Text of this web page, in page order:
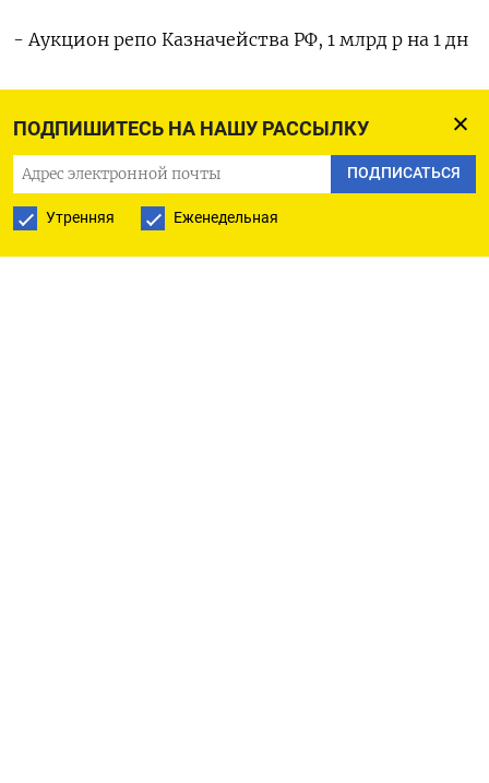
ПОДПИШИТЕСЬ НА НАШУ РАССЫЛКУ
ПОДПИСАТЬСЯ
Утренняя Еженедельная
- Аукцион репо Казначейства РФ, 1 млрд р на 1 дн
- Аукцион репо Казначейства РФ на 1 дн
- Депозитный аукцион ЦБ сроком 7 дн